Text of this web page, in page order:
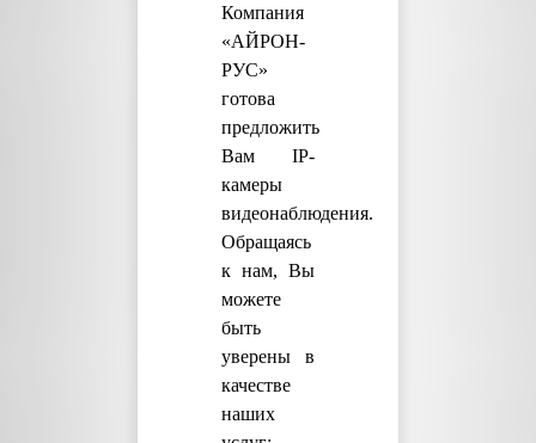
Компания
«АЙРОН-
РУС»
готова
предложить
Вам IP-
камеры
видеонаблюдения.
Обращаясь
к нам, Вы
можете
быть
уверены в
качестве
наших